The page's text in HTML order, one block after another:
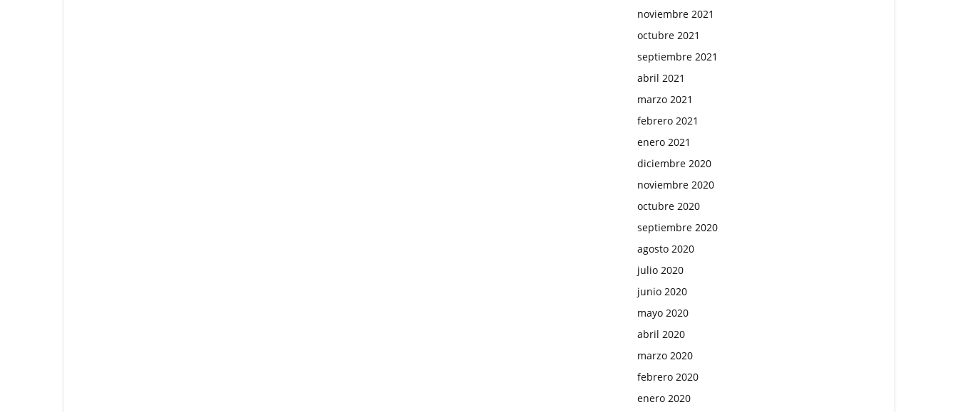
noviembre 2021
octubre 2021
septiembre 2021
abril 2021
marzo 2021
febrero 2021
enero 2021
diciembre 2020
noviembre 2020
octubre 2020
septiembre 2020
agosto 2020
julio 2020
junio 2020
mayo 2020
abril 2020
marzo 2020
febrero 2020
enero 2020